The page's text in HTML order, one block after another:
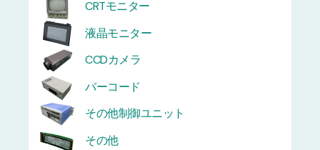
CRTモニター
液晶モニター
CCDカメラ
バーコード
その他制御ユニット
その他